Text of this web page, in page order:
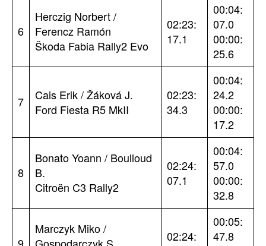
6
Herczig Norbert /
Ferencz Ramón
Škoda Fabia Rally2 Evo
02:23:
17.1
00:04:
07.0
00:00:
25.6
7
Cais Erik / Žáková J.
Ford Fiesta R5 MkII
02:23:
34.3
00:04:
24.2
00:00:
17.2
8
Bonato Yoann / Boulloud
B.
Citroën C3 Rally2
02:24:
07.1
00:04:
57.0
00:00:
32.8
Marczyk Miko /
02:24:
00:05:
47.8